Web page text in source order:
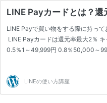
LINE Payカードとは？
LINE Payで買い物をする際に持っ
LINE Payカードは還元率最大2％
0.5％1～49,999円 0.8％50,000～
LINEの使い方講座